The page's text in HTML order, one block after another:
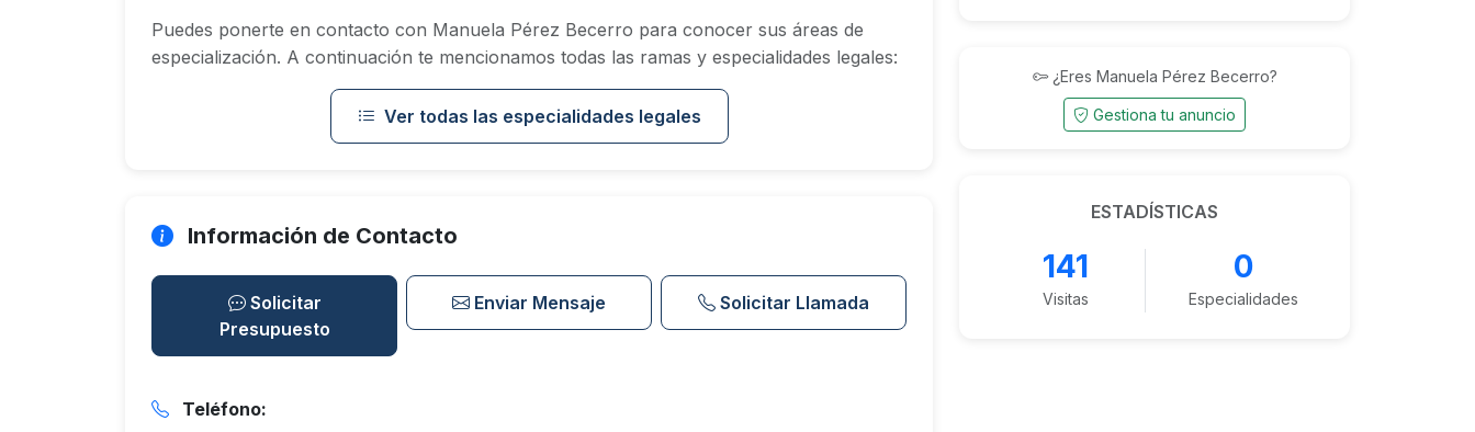
Puedes ponerte en contacto con Manuela Pérez Becerro para conocer sus áreas de
especialización. A continuación te mencionamos todas las ramas y especialidades legales:
Ver todas las especialidades legales
Información de Contacto
Solicitar
Presupuesto
Enviar Mensaje Solicitar Llamada
Teléfono:
¿Eres Manuela Pérez Becerro?
Gestiona tu anuncio
ESTADÍSTICAS
141
Visitas
0
Especialidades